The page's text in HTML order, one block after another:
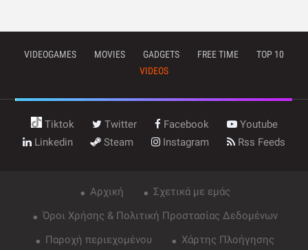
VIDEOGAMES MOVIES GADGETS FREE TIME
TOP 10
VIDEOS
Tiktok Twitter Facebook
Youtube
Linkedin
Steam Instagram Rss Feeds
Αρχική
Σχετικά με εμάς
Όροι Χρήσης & Πολιτική Προστασίας Δεδομένων
Παροχή περιεχομένου
Χάρτης Πλοήγησης